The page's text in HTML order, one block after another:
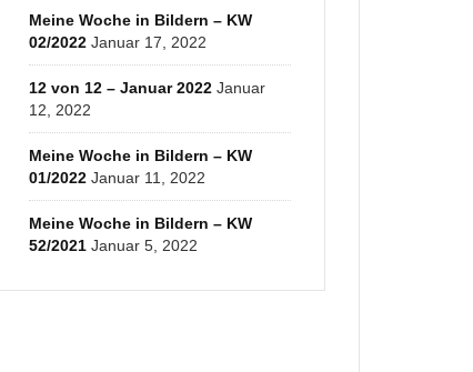
Meine Woche in Bildern – KW
02/2022 Januar 17, 2022
12 von 12 – Januar 2022 Januar
12, 2022
Meine Woche in Bildern – KW
01/2022 Januar 11, 2022
Meine Woche in Bildern – KW
52/2021 Januar 5, 2022